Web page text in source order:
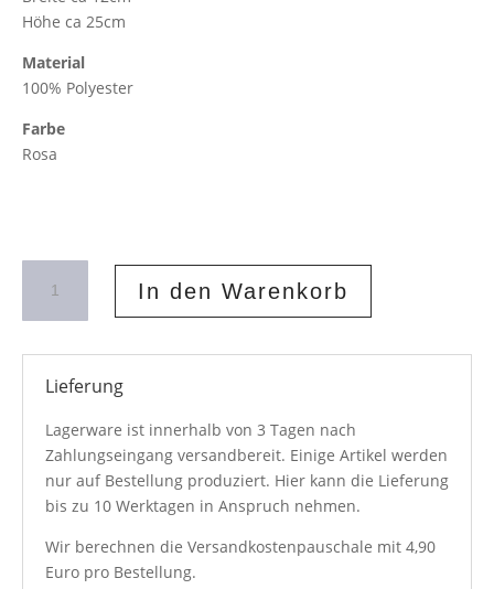
Höhe ca 25cm
Material
100% Polyester
Farbe
Rosa
Satin
Rosa
In den Warenkorb
Lieferung
Lagerware ist innerhalb von 3 Tagen nach
Zahlungseingang versandbereit. Einige Artikel werden
nur auf Bestellung produziert. Hier kann die Lieferung
bis zu 10 Werktagen in Anspruch nehmen.
Wir berechnen die Versandkostenpauschale mit 4,90
Euro pro Bestellung.